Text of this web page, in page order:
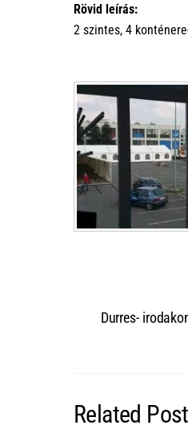
Rövid leírás:
2 szintes, 4
Durres-
Related